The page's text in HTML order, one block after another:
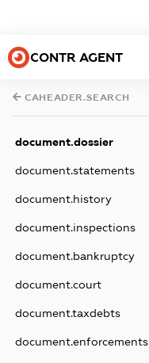
CONTR AGENT
CAHEADER.SEARCH
document.dossier
document.statements
document.history
document.inspections
document.bankruptcy
document.court
document.taxdebts
document.enforcements